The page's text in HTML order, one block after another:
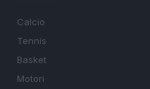
Calcio
Tennis
Basket
Motori